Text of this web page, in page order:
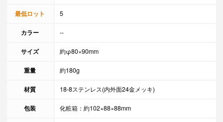
最低ロット 5
カラー --
サイズ 約φ80×90mm
重量 約180g
材質 18-8ステンレス(内外面24金メッキ)
包装 化粧箱：約102×88×88mm